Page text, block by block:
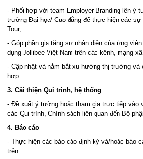
- Phối hợp với team Employer Branding lên ý
trường Đại học/ Cao đẳng để thực hiện các sự
Tour;
- Góp phần gia tăng sự nhận diện của ứng
dụng Jollibee Việt Nam trên các kênh, mạng xã
- Cập nhật và nắm bắt xu hướng thị trường và
hợp
3. Cải thiện Qui trình, hệ thống
- Đề xuất ý tưởng hoặc tham gia trực tiếp vào
các Qui trình, Chính sách liên quan đến Bộ
4. Báo cáo
- Thực hiện các báo cáo định kỳ và/hoặc báo
trên.